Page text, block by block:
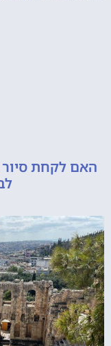
סיור
לבד